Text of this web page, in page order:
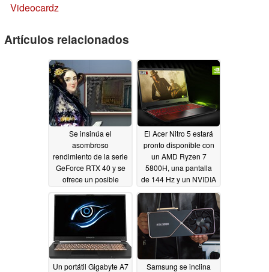
Videocardz
Artículos relacionados
Se insinúa el
asombroso
rendimiento de la serie
GeForce RTX 40 y se
ofrece un posible
lanzamiento de las
tarjetas basadas en
Lovelace de Nvidia
07/07/2021
El Acer Nitro 5 estará
pronto disponible con
un AMD Ryzen 7
5800H, una pantalla
de 144 Hz y un NVIDIA
GeForce RTX 3080
con 8 GB de VRAM
12/24/2020
Un portátil Gigabyte A7
Samsung se inclina